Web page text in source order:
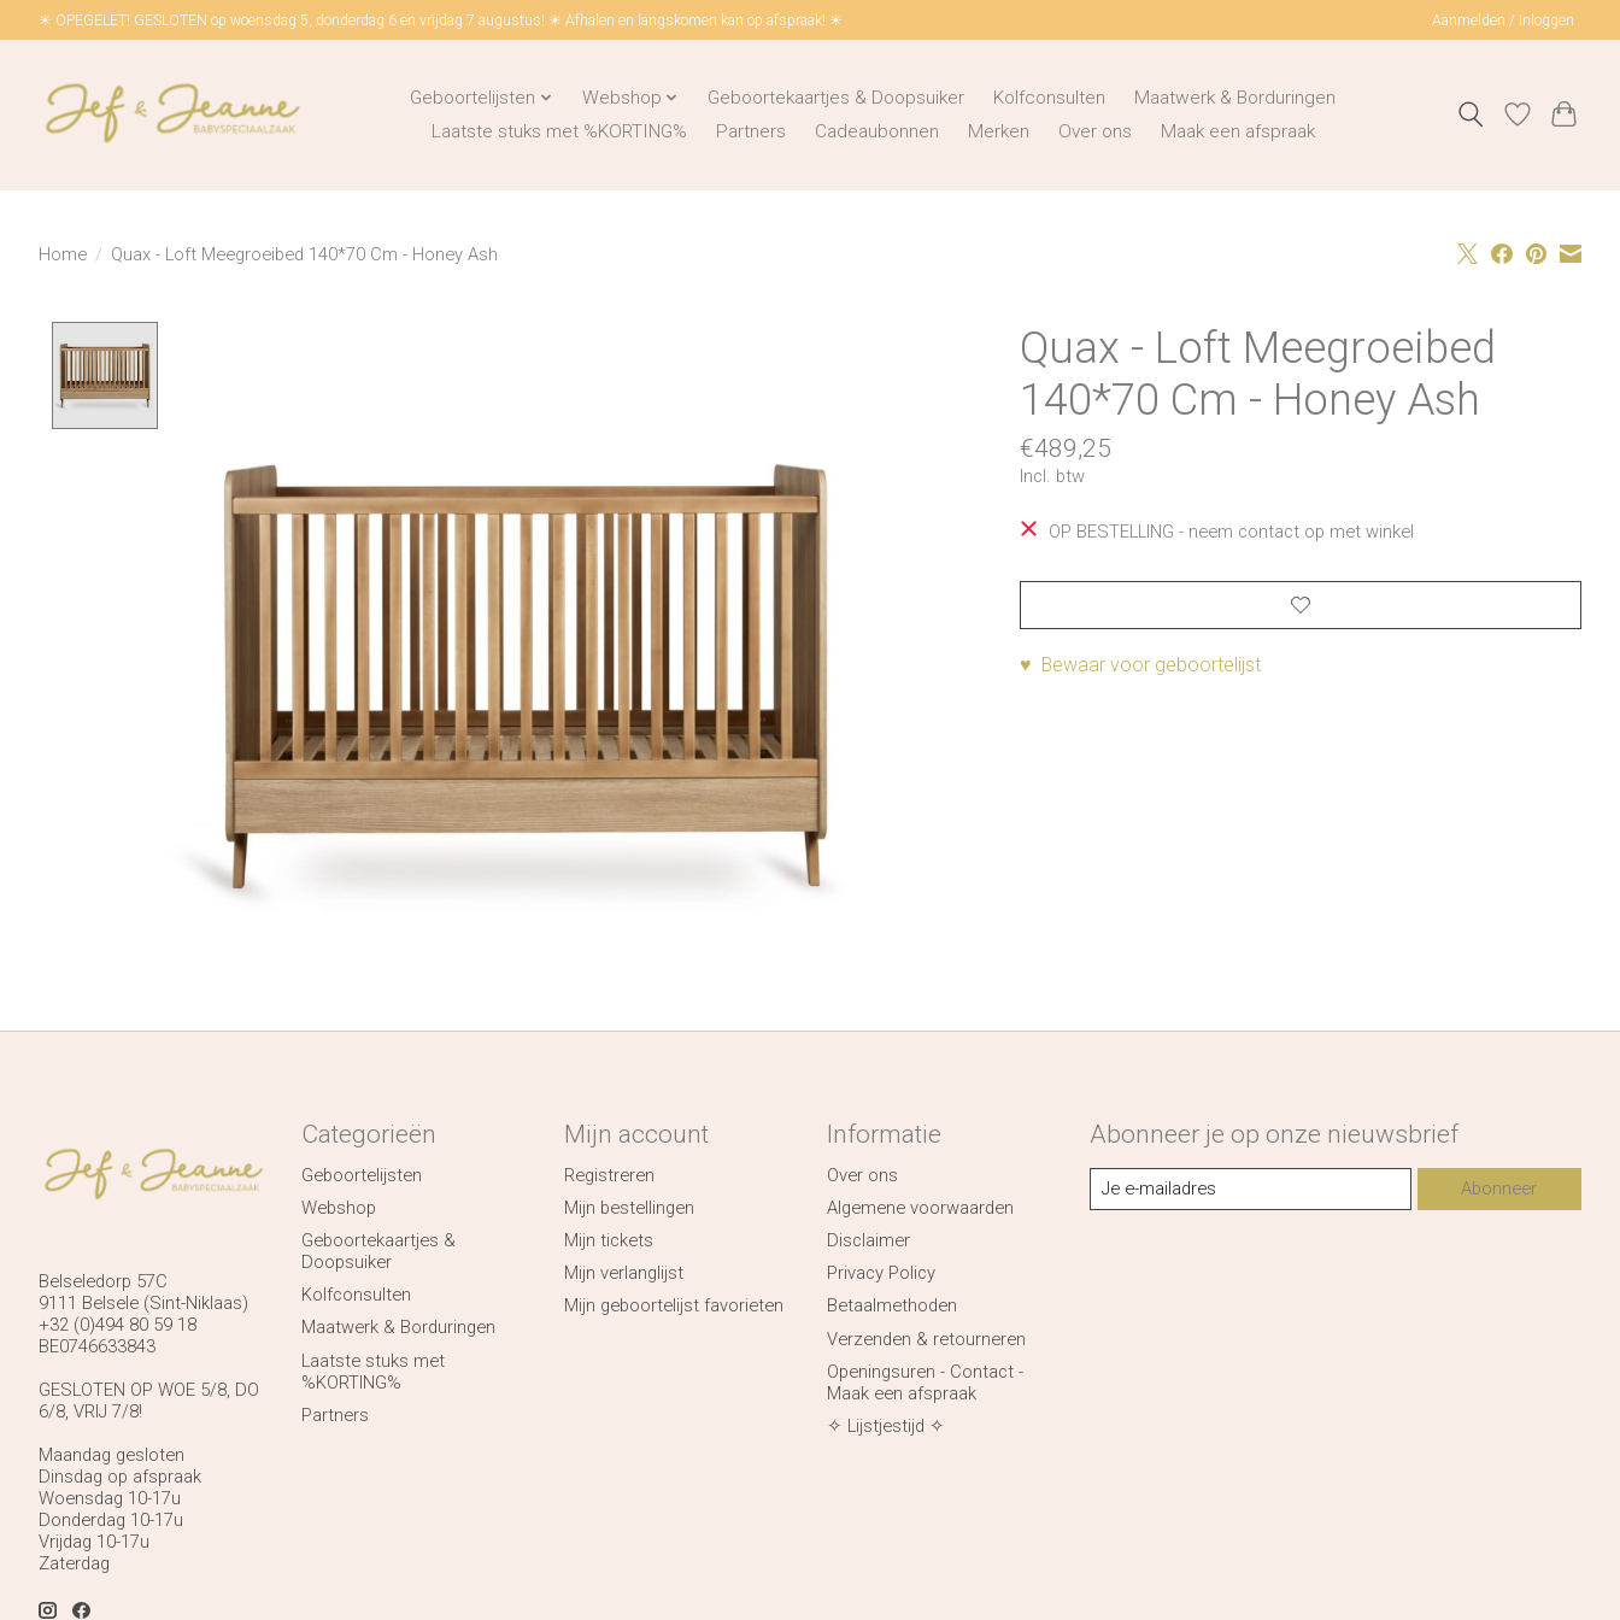
☀ OPEGELET! GESLOTEN op woensdag 5, donderdag 6 en vrijdag 7 augustus! ☀ Afhalen en langskomen kan op afspraak! ☀ Aanmelden / Inloggen
Geboortelijsten Webshop Geboortekaartjes & Doopsuiker Kolfconsulten
Maatwerk & Borduringen
Laatste stuks met %KORTING%
Partners Cadeaubonnen Merken Over ons Maak een afspraak
Home / Quax - Loft Meegroeibed 140*70 Cm - Honey Ash
Quax - Loft Meegroeibed
140*70 Cm - Honey Ash
€489,25
Incl. btw
OP BESTELLING - neem contact op met winkel
♥ Bewaar voor geboortelijst
Belseledorp 57C
9111 Belsele (Sint-Niklaas)
+32 (0)494 80 59 18
BE0746633843
GESLOTEN OP WOE 5/8, DO
6/8, VRIJ 7/8!
Maandag gesloten
Dinsdag op afspraak
Woensdag 10-17u
Donderdag 10-17u
Vrijdag 10-17u
Zaterdag
Categorieën
Geboortelijsten
Webshop
Geboortekaartjes &
Doopsuiker
Kolfconsulten
Maatwerk & Borduringen
Laatste stuks met
%KORTING%
Partners
Mijn account
Registreren
Mijn bestellingen
Mijn tickets
Mijn verlanglijst
Mijn geboortelijst favorieten
Informatie
Over ons
Algemene voorwaarden
Disclaimer
Privacy Policy
Betaalmethoden
Verzenden & retourneren
Openingsuren - Contact -
Maak een afspraak
✧ Lijstjestijd ✧
Abonneer je op onze nieuwsbrief
Abonneer